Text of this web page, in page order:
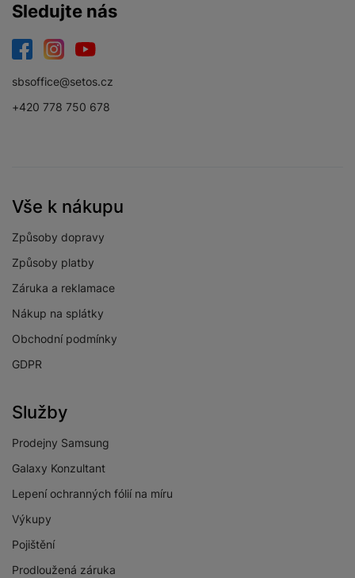
Sledujte nás
sbsoffice@setos.cz
+420 778 750 678
Vše k nákupu
Způsoby dopravy
Způsoby platby
Záruka a reklamace
Nákup na splátky
Obchodní podmínky
GDPR
Služby
Prodejny Samsung
Galaxy Konzultant
Lepení ochranných fólií na míru
Výkupy
Pojištění
Prodloužená záruka